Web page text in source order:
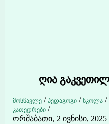
ღია
მოსწავლე / პედაგოგი / სკოლა /
კათედრები /
ორშაბათი, 2 ივნისი, 2025